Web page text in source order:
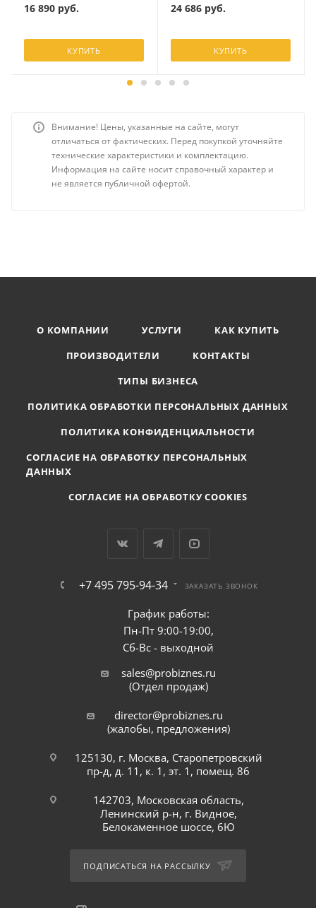
16 890руб.
КУПИТЬ
24 686руб.
КУПИТЬ
Внимание! Цены, указанные на сайте, могут
отличаться от фактических. Перед покупкой уточняйте
технические характеристики и комплектацию.
Информация на сайте носит справочный характер и
не является публичной офертой.
О КОМПАНИИ УСЛУГИ
КАК КУПИТЬ
ПРОИЗВОДИТЕЛИ
КОНТАКТЫ
ТИПЫ БИЗНЕСА
ПОЛИТИКА ОБРАБОТКИ ПЕРСОНАЛЬНЫХ ДАННЫХ
ПОЛИТИКА КОНФИДЕНЦИАЛЬНОСТИ
СОГЛАСИЕ НА ОБРАБОТКУ ПЕРСОНАЛЬНЫХ
ДАННЫХ
СОГЛАСИЕ НА ОБРАБОТКУ COOKIES
+7 495 795-94-34 ЗАКАЗАТЬ ЗВОНОК
График работы:
Пн-Пт 9:00-19:00,
Сб-Вс - выходной
sales@probiznes.ru
(Отдел продаж)
director@probiznes.ru
(жалобы, предложения)
125130, г. Москва, Старопетровский
пр-д, д. 11, к. 1, эт. 1, помещ. 86
142703, Московская область,
Ленинский р-н, г. Видное,
Белокаменное шоссе, 6Ю
ПОДПИСАТЬСЯ НА РАССЫЛКУ